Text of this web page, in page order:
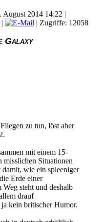
August 2014 14:22 |
| | Zugriffe: 12058
Galaxy
zu tun, löst aber
mit einem 15-
Situationen
wie ein spleeniger
Erde einer
steht und deshalb
drauf
kein britischer Humor.